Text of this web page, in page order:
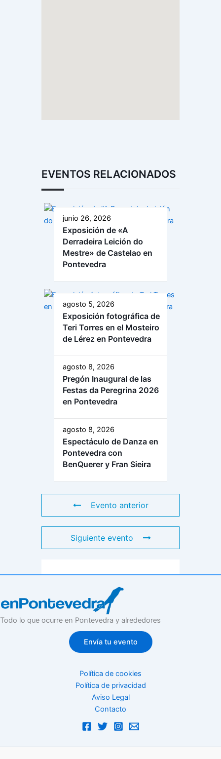
EVENTOS RELACIONADOS
junio 26, 2026
Exposición de «A
Derradeira Leición do
Mestre» de Castelao en
Pontevedra
agosto 5, 2026
Exposición fotográfica de
Teri Torres en el Mosteiro
de Lérez en Pontevedra
agosto 8, 2026
Pregón Inaugural de las
Festas da Peregrina 2026
en Pontevedra
agosto 8, 2026
Espectáculo de Danza en
Pontevedra con
BenQuerer y Fran Sieira
Evento anterior
Siguiente evento
Todo lo que ocurre en Pontevedra y alrededores
Envía tu evento
Política de cookies
Política de privacidad
Aviso Legal
Contacto